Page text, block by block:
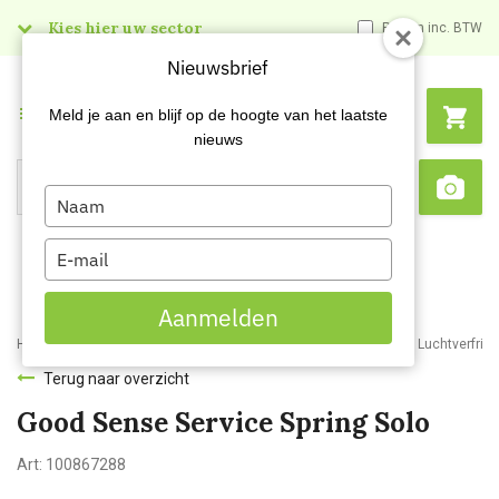
Kies hier uw sector Prijzen inc. BTW
Search
Menu
Home Webshop Schoonmaakartikelen Reinigingsmiddelen
Terug naar overzicht
Good Sense Service Spring Solo
Art: 100867288
Nieuwsbrief
Meld je aan en blijf op de hoogte van het laatste
nieuws
Type
your
name
Type
your
email
Aanmelden